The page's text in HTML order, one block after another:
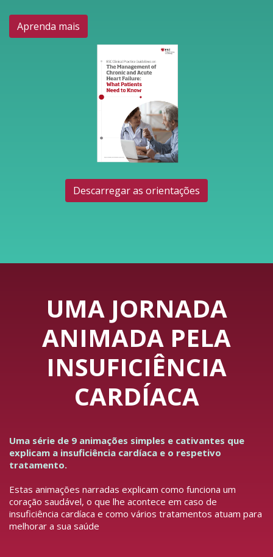
Aprenda mais
Descarregar as orientações
UMA JORNADA
ANIMADA PELA
INSUFICIÊNCIA
CARDÍACA
Uma série de 9 animações simples e cativantes que
explicam a insuficiência cardíaca e o respetivo
tratamento.
Estas animações narradas explicam como funciona um
coração saudável, o que lhe acontece em caso de
insuficiência cardíaca e como vários tratamentos atuam para
melhorar a sua saúde